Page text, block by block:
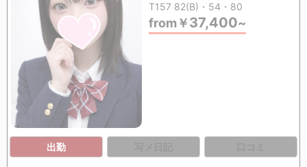
T157 82(B)・54・80
from￥37,400~
出勤